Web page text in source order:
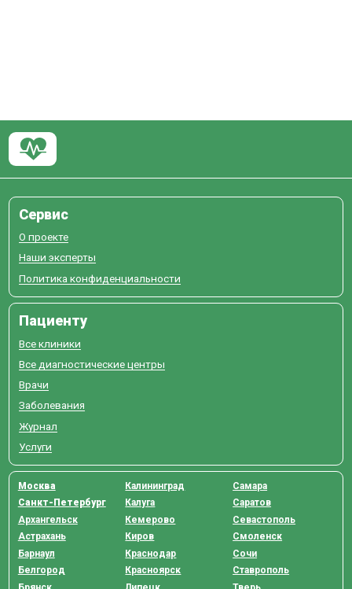
Сервис
О проекте
Наши эксперты
Политика конфиденциальности
Пациенту
Все клиники
Все диагностические центры
Врачи
Заболевания
Журнал
Услуги
Москва
Санкт-Петербург
Архангельск
Астрахань
Барнаул
Белгород
Калининград
Калуга
Кемерово
Киров
Краснодар
Красноярск
Самара
Саратов
Севастополь
Смоленск
Сочи
Ставрополь